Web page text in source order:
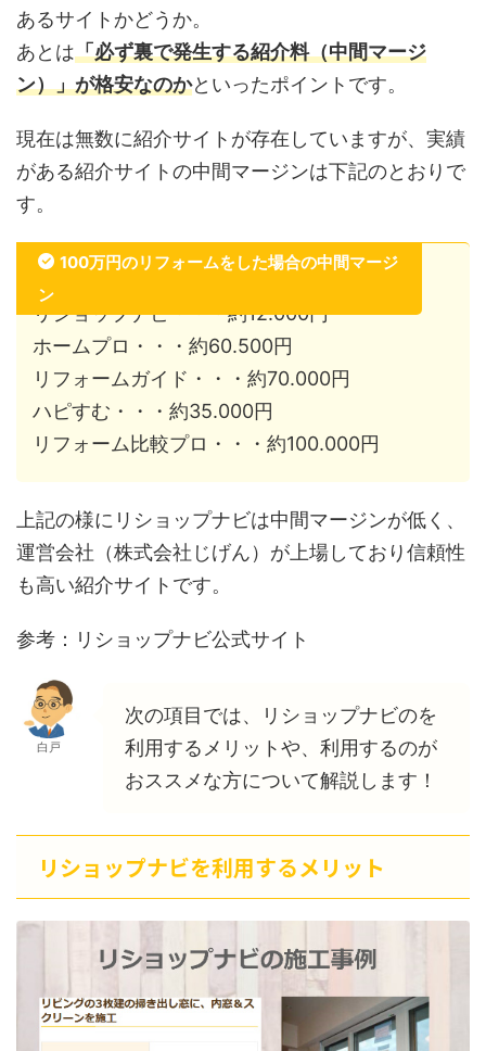
あるサイトかどうか。
あとは「必ず裏で発生する紹介料（中間マージ
ン）」が格安なのかといったポイントです。
現在は無数に紹介サイトが存在していますが、実績
がある紹介サイトの中間マージンは下記のとおりで
す。
100万円のリフォームをした場合の中間マージ
ン
リショップナビ・・・約12.000円
ホームプロ・・・約60.500円
リフォームガイド・・・約70.000円
ハピすむ・・・約35.000円
リフォーム比較プロ・・・約100.000円
上記の様にリショップナビは中間マージンが低く、
運営会社（株式会社じげん）が上場しており信頼性
も高い紹介サイトです。
参考：リショップナビ公式サイト
白戸
次の項目では、リショップナビのを
利用するメリットや、利用するのが
おススメな方について解説します！
リショップナビを利用するメリット